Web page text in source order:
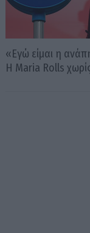
«Εγώ είμαι η
Η Maria Rolls